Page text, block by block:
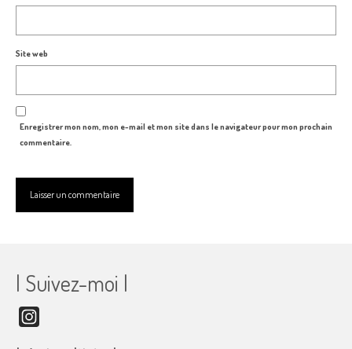
Site web
Enregistrer mon nom, mon e-mail et mon site dans le navigateur pour mon prochain
commentaire.
| Suivez-moi |